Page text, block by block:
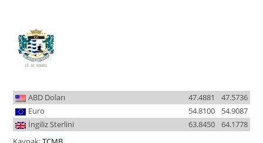
ABD Doları 47.5736
47.4881
Euro
54.9087
54.8100
İngiliz Sterlini
64.1778
63.8450